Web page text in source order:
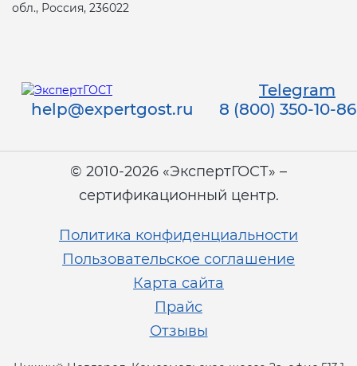
обл., Россия, 236022
Telegram
help@expertgost.ru
8 (800) 350-10-86
© 2010-2026 «ЭкспертГОСТ» –
сертификационный центр.
Политика конфиденциальности
Пользовательское соглашение
Карта сайта
Прайс
Отзывы